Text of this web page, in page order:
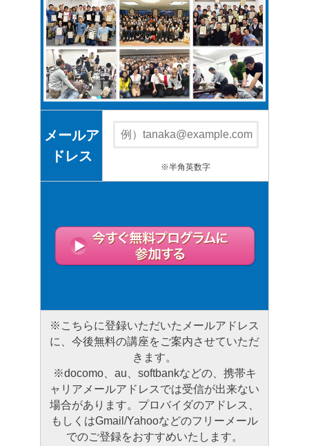
メールア
ドレス
※半角英数字
※こちらに登録いただいたメールアドレス
に、今後無料の講座をご案内させていただ
きます。
※docomo、au、softbankなどの、携帯キ
ャリアメールアドレスでは受信が出来ない
場合があります。プロバイダのアドレス、
もしくはGmail/Yahooなどのフリーメール
でのご登録をおすすめいたします。